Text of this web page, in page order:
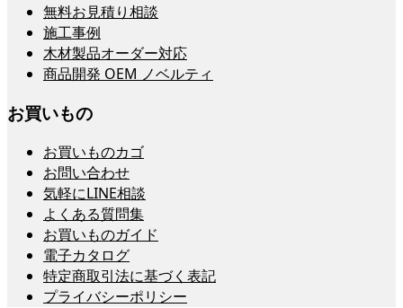
無料お見積り相談
施工事例
木材製品オーダー対応
商品開発 OEM ノベルティ
お買いもの
お買いものカゴ
お問い合わせ
気軽にLINE相談
よくある質問集
お買いものガイド
電子カタログ
特定商取引法に基づく表記
プライバシーポリシー